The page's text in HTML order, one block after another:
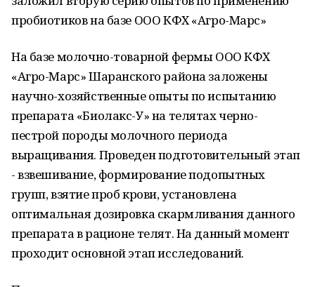
пробиотиков на базе ООО КФХ «Агро-Марс»
На базе молочно-товарной фермы ООО КФХ
«Агро-Марс» Шаранского района заложены
научно-хозяйственные опыты по испытанию
препарата «Биолакс-У» на телятах черно-
пестрой породы молочного периода
выращивания. Проведен подготовительный этап
- взвешивание, формирование подопытных
групп, взятие проб крови, установлена
оптимальная дозировка скармливания данного
препарата в рационе телят. На данный момент
проходит основной этап исследований.